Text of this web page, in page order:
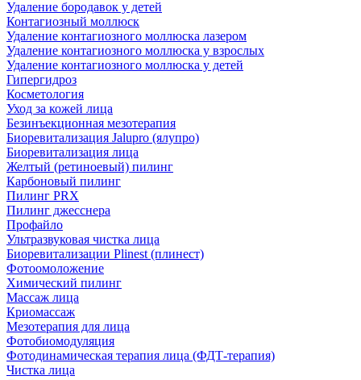
Удаление бородавок у детей
Контагиозный моллюск
Удаление контагиозного моллюска лазером
Удаление контагиозного моллюска у взрослых
Удаление контагиозного моллюска у детей
Гипергидроз
Косметология
Уход за кожей лица
Безинъекционная мезотерапия
Биоревитализация Jalupro (ялупро)
Биоревитализация лица
Желтый (ретиноевый) пилинг
Карбоновый пилинг
Пилинг PRX
Пилинг джесснера
Профайло
Ультразвуковая чистка лица
Биоревитализации Plinest (плинест)
Фотоомоложение
Химический пилинг
Массаж лица
Криомассаж
Мезотерапия для лица
Фотобиомодуляция
Фотодинамическая терапия лица (ФДТ-терапия)
Чистка лица